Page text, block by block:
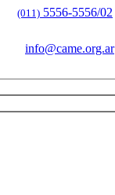
(011) 5556-5556/02
info@came.org.ar